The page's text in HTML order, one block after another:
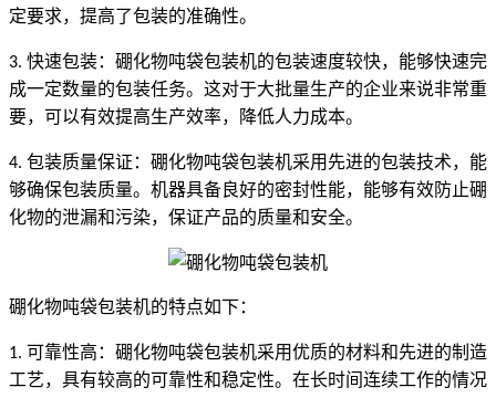
定要求，提高了包装的准确性。
3. 快速包装：硼化物吨袋包装机的包装速度较快，能够快速完
成一定数量的包装任务。这对于大批量生产的企业来说非常重
要，可以有效提高生产效率，降低人力成本。
4. 包装质量保证：硼化物吨袋包装机采用先进的包装技术，能
够确保包装质量。机器具备良好的密封性能，能够有效防止硼
化物的泄漏和污染，保证产品的质量和安全。
硼化物吨袋包装机的特点如下：
1. 可靠性高：硼化物吨袋包装机采用优质的材料和先进的制造
工艺，具有较高的可靠性和稳定性。在长时间连续工作的情况